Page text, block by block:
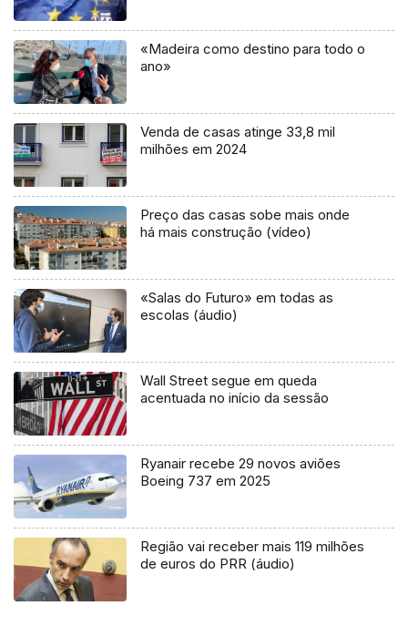
«Madeira como destino para todo o
ano»
Venda de casas atinge 33,8 mil
milhões em 2024
Preço das casas sobe mais onde
há mais construção (vídeo)
«Salas do Futuro» em todas as
escolas (áudio)
Wall Street segue em queda
acentuada no início da sessão
Ryanair recebe 29 novos aviões
Boeing 737 em 2025
Região vai receber mais 119 milhões
de euros do PRR (áudio)